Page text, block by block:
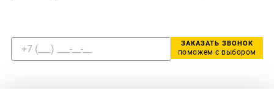
ЗАКАЗАТЬ ЗВОНОК
поможем с выбором